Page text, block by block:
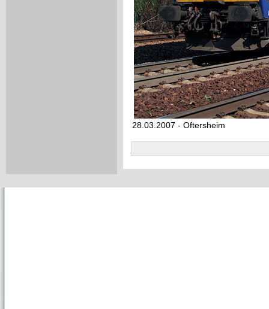
28.03.2007 - Oftersheim